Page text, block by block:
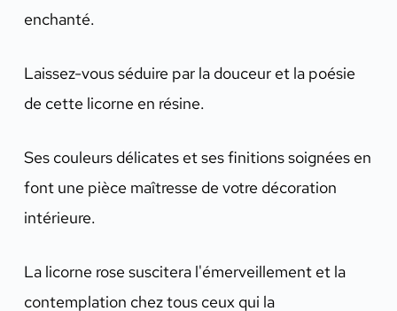
enchanté.
Laissez-vous séduire par la douceur et la poésie
de cette licorne en résine.
Ses couleurs délicates et ses finitions soignées en
font une pièce maîtresse de votre décoration
intérieure.
La licorne rose suscitera l'émerveillement et la
contemplation chez tous ceux qui la